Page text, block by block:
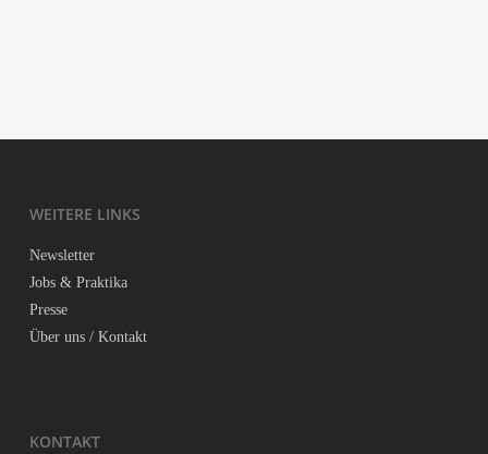
WEI­TE­RE LINKS
News­let­ter
Jobs & Praktika
Pres­se
Über uns / Kontakt
KON­TAKT